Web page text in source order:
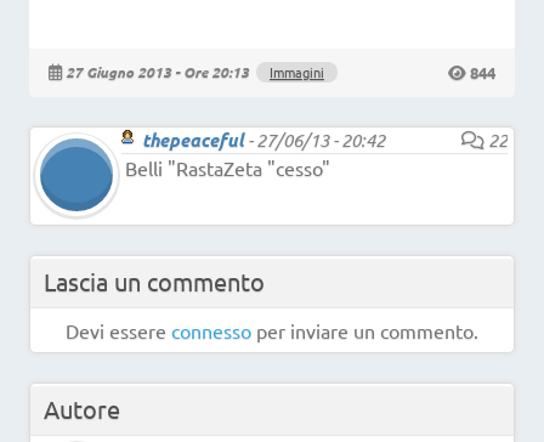
27 Giugno 2013 - Ore 20:13 Immagini 844
thepeaceful-27/06/13 - 20:42
22
Belli "RastaZeta "cesso"
Lascia un commento
Devi essere connesso per inviare un commento.
Autore